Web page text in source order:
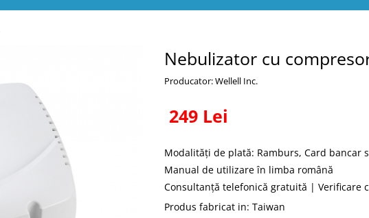
Nebulizator cu
Producator: Wellell Inc.
249 Lei
Modalităţi de plată: Ramburs, Card bancar
Manual de utilizare în limba română
Consultanţă telefonică gratuită | Verificare
Produs fabricat in: Taiwan